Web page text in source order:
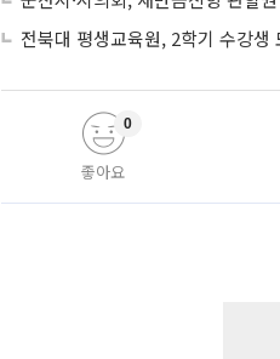
전북대 평생교육원, 2학기 수강
좋아요
0